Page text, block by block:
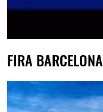
FIRA BARCELONA